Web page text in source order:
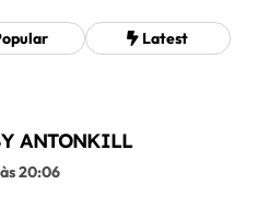
Latest
ANTONKILL
20:06